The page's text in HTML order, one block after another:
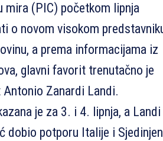
mira (PIC) početkom lipnja
o novom visokom
a prema informacijama iz
glavni favorit trenutačno je
Zanardi Landi.
je za 3. i 4. lipnja, a Landi
dobio potporu Italije i